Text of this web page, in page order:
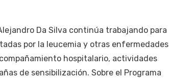
Da Silva continúa trabajando para
por la leucemia y otras enfermedades
hospitalario, actividades
de sensibilización. Sobre el Programa